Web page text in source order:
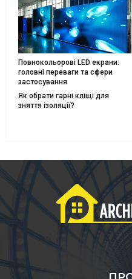
Повнокольорові LED екрани:
головні переваги та сфери
застосування
Як обрати гарні кліщі для
зняття ізоляції?